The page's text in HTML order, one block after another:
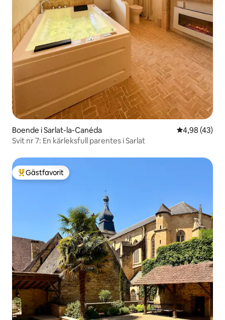
Boende i Sarlat-la-Canéda 4,98 av 5 i
4,98 (43)
Svit nr 7: En kärleksfull parentes i Sarlat
Populär gästfavorit
Gästfavorit